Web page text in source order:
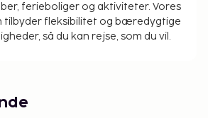
ferieboliger og aktiviteter. Vores
tilbyder fleksibilitet og bæredygtige
så du kan rejse, som du vil.